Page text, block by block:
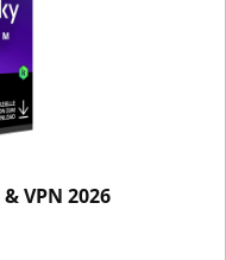
VPN 2026